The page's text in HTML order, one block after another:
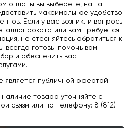
оплаты вы выберете, наша
максимальное удобство
Если у вас возникли вопросы
или вам требуется
не стесняйтесь обратиться к
готовы помочь вам
и обеспечить вас
публичной офертой.
товара уточняйте с
связи или по телефону: 8 (812)